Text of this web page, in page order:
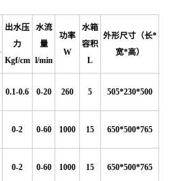
出水压
力
Kgf/cm
水流
量
l/min
功率
W
水箱
容积
L
外形尺寸（长*
宽*高）
0.1-0.6 0-20 260 5 505*230*500
0-2 0-60 1000 15 650*500*765
0-2 0-60 1000 15 650*500*765